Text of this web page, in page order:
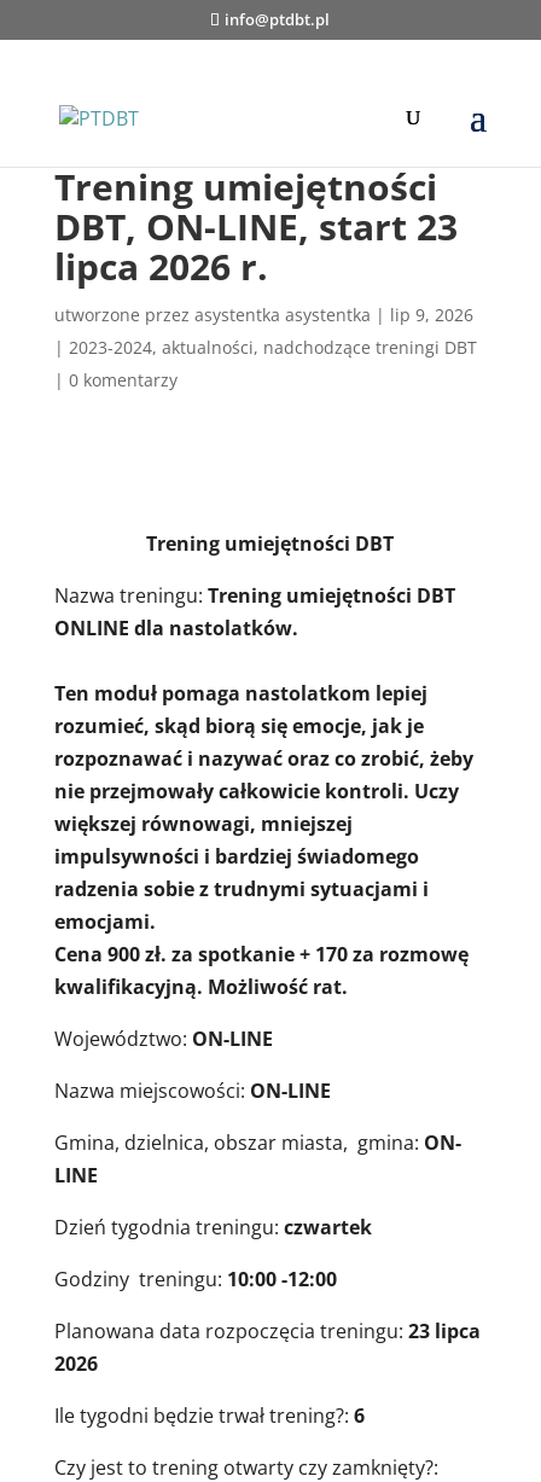
info@ptdbt.pl
Trening umiejętności
DBT, ON-LINE, start 23
lipca 2026 r.
utworzone przez asystentka asystentka | lip 9, 2026
| 2023-2024, aktualności, nadchodzące treningi DBT
| 0 komentarzy
Trening umiejętności DBT
Nazwa treningu: Trening umiejętności DBT
ONLINE dla nastolatków.
Ten moduł pomaga nastolatkom lepiej
rozumieć, skąd biorą się emocje, jak je
rozpoznawać i nazywać oraz co zrobić, żeby
nie przejmowały całkowicie kontroli. Uczy
większej równowagi, mniejszej
impulsywności i bardziej świadomego
radzenia sobie z trudnymi sytuacjami i
emocjami.
Cena 900 zł. za spotkanie + 170 za rozmowę
kwalifikacyjną. Możliwość rat.
Województwo: ON-LINE
Nazwa miejscowości: ON-LINE
Gmina, dzielnica, obszar miasta, gmina: ON-
LINE
Dzień tygodnia treningu: czwartek
Godziny treningu: 10:00 -12:00
Planowana data rozpoczęcia treningu: 23 lipca
2026
Ile tygodni będzie trwał trening?: 6
Czy jest to trening otwarty czy zamknięty?: